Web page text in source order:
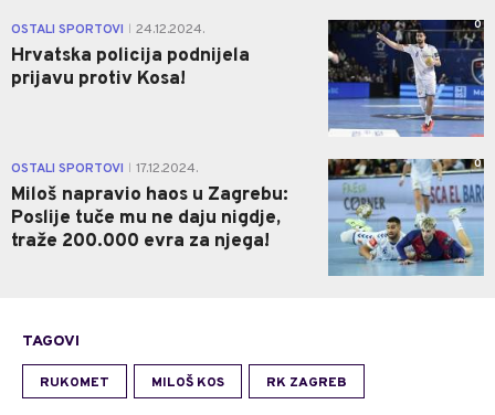
OSTALI SPORTOVI 24.12.2024.
Hrvatska policija podnijela
prijavu protiv Kosa!
0
OSTALI SPORTOVI 17.12.2024.
Miloš napravio haos u Zagrebu:
Poslije tuče mu ne daju nigdje,
traže 200.000 evra za njega!
0
TAGOVI
RUKOMET MILOŠ KOS RK ZAGREB